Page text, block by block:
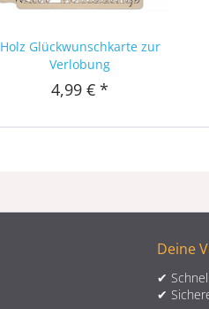
Holz Glückwunschkarte zur
Verlobung
4,99 € *
Deine
✔
✔